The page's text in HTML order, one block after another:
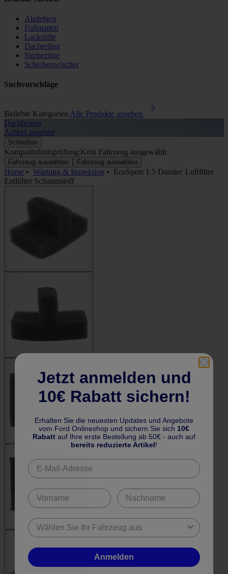
Alufelgen
Fußmatten
Lackstifte
Dachreling
Sitzbezüge
Scheibenwischer
Suchvorschläge
Beliebte Kategorien Alle Produkte ansehen
Dachboxen
Artikel ansehen
Schließen
Kompatibilitätsprüfung:Kein Fahrzeug ausgewählt
Fahrzeug auswählen Fahrzeug auswählen
Home • Wartung & Inspektion • EcoSport 1.5 Duratec Luftfilter
Entlüfter Schaumstoff
Jetzt anmelden und
10€ Rabatt sichern!
Erhalten Sie die neuesten Updates und Angebote
vom Ford Onlineshop und sichern Sie sich 10€
Rabatt auf Ihre erste Bestellung ab 50€ - auch auf
bereits reduzierte Artikel!
Anmelden